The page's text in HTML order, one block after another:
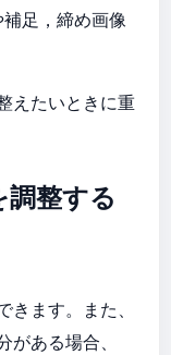
足，締め画像
えたいときに重
整する
ます。また、
ある場合、